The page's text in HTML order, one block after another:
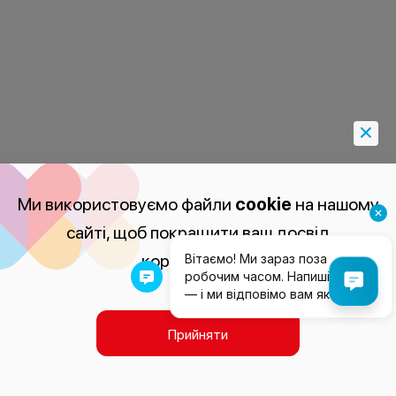
Ми використовуємо файли cookie на нашому
сайті, щоб покращити ваш досвід
користування.
Прийняти